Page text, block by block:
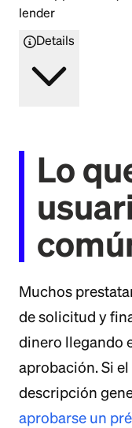
lender
Details
Lo
Muchos
de solicitud y
dinero llegando
aprobación. Si
descripción
aprobarse un